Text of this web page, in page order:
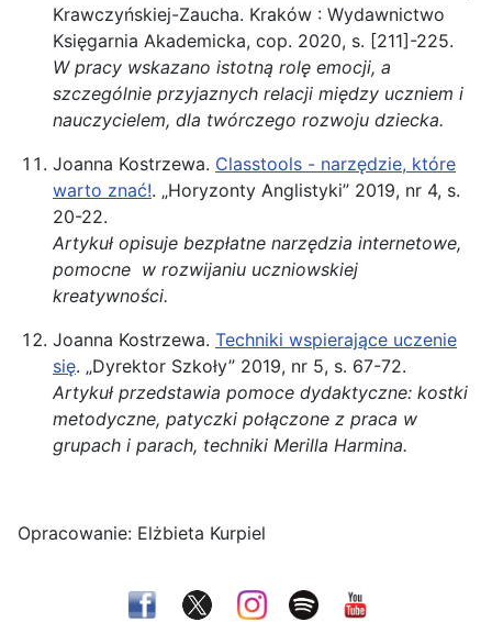
Krawczyńskiej-Zaucha. Kraków : Wydawnictwo
Księgarnia Akademicka, cop. 2020, s. [211]-225.
W pracy wskazano istotną rolę emocji, a
szczególnie przyjaznych relacji między uczniem i
nauczycielem, dla twórczego rozwoju dziecka.
Joanna Kostrzewa. Classtools - narzędzie, które
warto znać!. „Horyzonty Anglistyki” 2019, nr 4, s.
20-22.
Artykuł opisuje bezpłatne narzędzia internetowe,
pomocne w rozwijaniu uczniowskiej
kreatywności.
Joanna Kostrzewa. Techniki wspierające uczenie
się. „Dyrektor Szkoły” 2019, nr 5, s. 67-72.
Artykuł przedstawia pomoce dydaktyczne: kostki
metodyczne, patyczki połączone z praca w
grupach i parach, techniki Merilla Harmina.
Opracowanie: Elżbieta Kurpiel